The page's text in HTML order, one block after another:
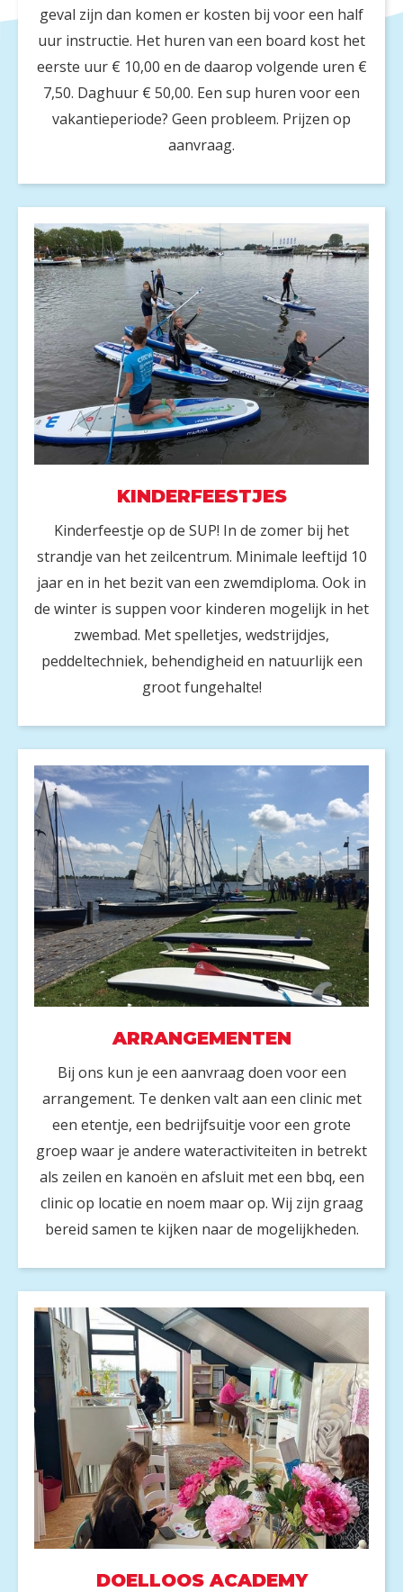
geval zijn dan komen er kosten bij voor een half
uur instructie. Het huren van een board kost het
eerste uur € 10,00 en de daarop volgende uren €
7,50. Daghuur € 50,00. Een sup huren voor een
vakantieperiode? Geen probleem. Prijzen op
aanvraag.
KINDERFEESTJES
Kinderfeestje op de SUP! In de zomer bij het
strandje van het zeilcentrum. Minimale leeftijd 10
jaar en in het bezit van een zwemdiploma. Ook in
de winter is suppen voor kinderen mogelijk in het
zwembad. Met spelletjes, wedstrijdjes,
peddeltechniek, behendigheid en natuurlijk een
groot fungehalte!
ARRANGEMENTEN
Bij ons kun je een aanvraag doen voor een
arrangement. Te denken valt aan een clinic met
een etentje, een bedrijfsuitje voor een grote
groep waar je andere wateractiviteiten in betrekt
als zeilen en kanoën en afsluit met een bbq, een
clinic op locatie en noem maar op. Wij zijn graag
bereid samen te kijken naar de mogelijkheden.
DOELLOOS ACADEMY